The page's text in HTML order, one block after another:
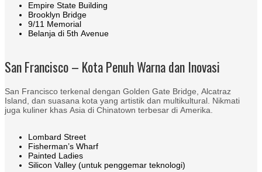
Empire State Building
Brooklyn Bridge
9/11 Memorial
Belanja di 5th Avenue
San Francisco – Kota Penuh Warna dan Inovasi
San Francisco terkenal dengan Golden Gate Bridge, Alcatraz
Island, dan suasana kota yang artistik dan multikultural. Nikmati
juga kuliner khas Asia di Chinatown terbesar di Amerika.
Lombard Street
Fisherman’s Wharf
Painted Ladies
Silicon Valley (untuk penggemar teknologi)